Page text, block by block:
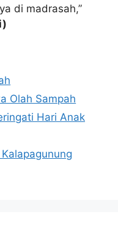
di madrasah,”
Olah Sampah
Hari Anak